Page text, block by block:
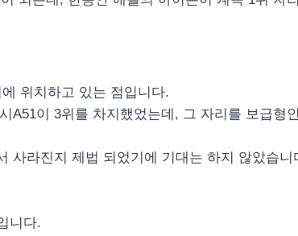
위치하고 있는 점입니다.
A51이 3위를 차지했었는데, 그 자리를 보급형인
사라진지 제법 되었기에 기대는 하지 않았습
니다.